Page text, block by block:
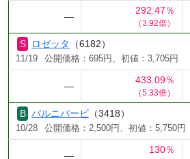
―
292.47％
（3.92倍）
ロゼッタ （6182）
11/19 公開価格：695円、初値：3,705円
―
433.09％
（5.33倍）
バルニバービ （3418）
10/28 公開価格：2,500円、初値：5,750円
―
130％